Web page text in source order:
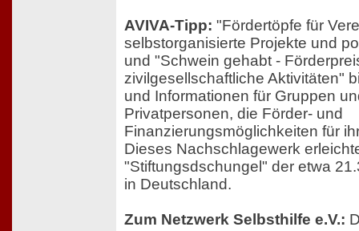
AVIVA-Tipp: "Fördertöpfe für
selbstorganisierte Projekte und
und "Schwein gehabt -
zivilgesellschaftliche Aktivitäten"
und Informationen für Gruppen
Privatpersonen, die Förder- und
Finanzierungsmöglichkeiten für
Dieses Nachschlagewerk
"Stiftungsdschungel" der etwa
in Deutschland.
Zum Netzwerk Selbsthilfe e.V.: